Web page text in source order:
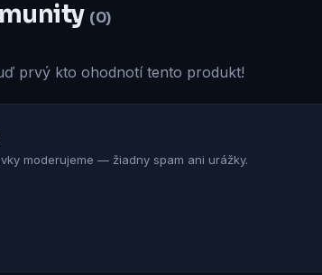
(0)
prvý kto ohodnotí tento produkt!
moderujeme — žiadny spam ani urážky.